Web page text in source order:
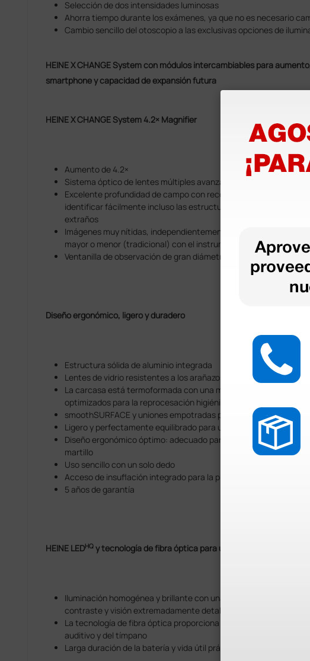
Selección de dos intensidades luminosas
Ahorra tiempo durante los exámenes, ya que no es necesario
Cambio sencillo del otoscopio a las exclusivas opciones de
HEINE X CHANGE System con módulos intercambiables para
smartphone y capacidad de expansión futura
HEINE X CHANGE System 4.2× Magnifier
Aumento de 4.2×
Sistema óptico de lentes múltiples avanzado para un mayor
Excelente profundidad de campo con reconocimiento espacial
identificar fácilmente incluso las estructuras anatómicas más
extraños
Imágenes muy nítidas, independientemente de si se prefiere una
mayor o menor (tradicional) con el instrumento
Ventanilla de observación de gran diámetro
Diseño ergonómico, ligero y duradero
Estructura sólida de aluminio integrada
Lentes de vidrio resistentes a los arañazos
La carcasa está termoformada con una mezcla especial de
optimizados para la reprocesación higiénica
smoothSURFACE y uniones empotradas para una
Ligero y perfectamente equilibrado para una excelente
Diseño ergonómico óptimo: adecuado para sujetar el otoscopio
martillo
Uso sencillo con un solo dedo
Acceso de insuflación integrado para la prueba de movilidad del
5 años de garantía
HEINE LEDHQy tecnología de fibra óptica para una iluminación óptima
Iluminación homogénea y brillante con una reproducción
contraste y visión extremadamente detallada
La tecnología de fibra óptica proporciona una vista sin
auditivo y del tímpano
Larga duración de la batería y vida útil prácticamente ilimitada del